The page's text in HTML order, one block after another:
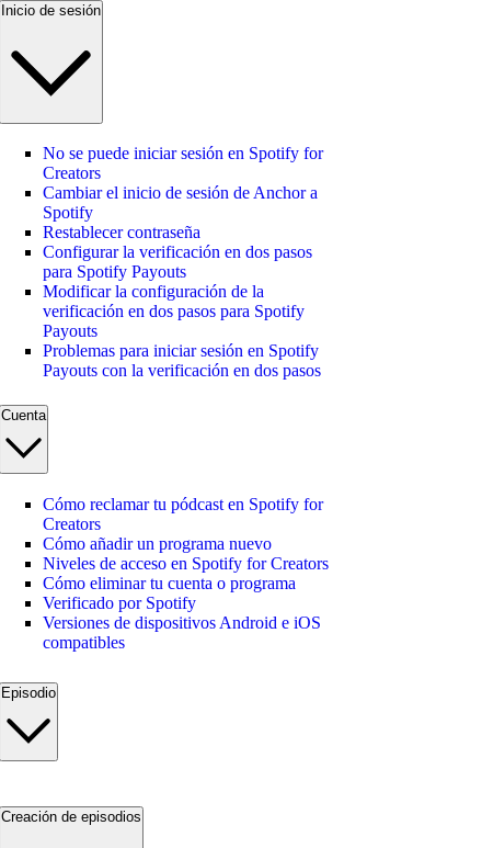
Inicio de sesión
No se puede iniciar sesión en Spotify for
Creators
Cambiar el inicio de sesión de Anchor a
Spotify
Restablecer contraseña
Configurar la verificación en dos pasos
para Spotify Payouts
Modificar la configuración de la
verificación en dos pasos para Spotify
Payouts
Problemas para iniciar sesión en Spotify
Payouts con la verificación en dos pasos
Cuenta
Cómo reclamar tu pódcast en Spotify for
Creators
Cómo añadir un programa nuevo
Niveles de acceso en Spotify for Creators
Cómo eliminar tu cuenta o programa
Verificado por Spotify
Versiones de dispositivos Android e iOS
compatibles
Episodio
Creación de episodios